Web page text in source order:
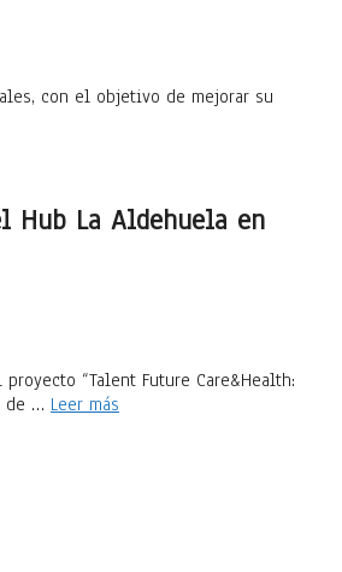
con el objetivo de mejorar su
Hub La Aldehuela en
“Talent Future Care&Health:
de … Leer más